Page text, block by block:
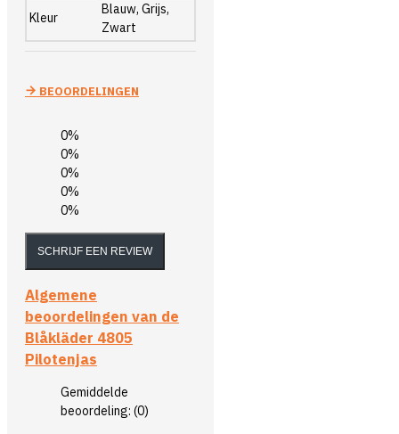
Kleur
Blauw, Grijs,
Zwart
BEOORDELINGEN
0%
0%
0%
0%
0%
SCHRIJF EEN REVIEW
Algemene
beoordelingen van de
Blåkläder 4805
Pilotenjas
Gemiddelde
beoordeling: (0)